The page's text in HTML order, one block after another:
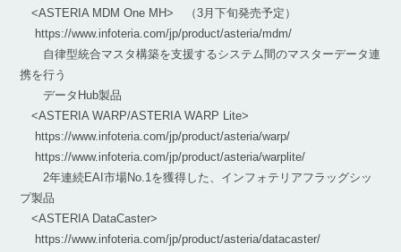
<ASTERIA MDM One MH> （3月下旬発売予定）
https://www.infoteria.com/jp/product/asteria/mdm/
自律型統合マスタ構築を支援するシステム間のマスターデータ連
携を行う
データHub製品
<ASTERIA WARP/ASTERIA WARP Lite>
https://www.infoteria.com/jp/product/asteria/warp/
https://www.infoteria.com/jp/product/asteria/warplite/
2年連続EAI市場No.1を獲得した、インフォテリアフラッグシッ
プ製品
<ASTERIA DataCaster>
https://www.infoteria.com/jp/product/asteria/datacaster/